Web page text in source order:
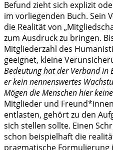
Befund zieht sich explizit
im vorliegenden Buch. Sein
die Realität von
zum Ausdruck zu bringen.
Mitgliederzahl des
geeignet, kleine
Bedeutung hat der Verband
er kein nennenswertes
Mögen die Menschen hier
Mitglieder und
entlasten, gehört zu den
sich stellen sollte. Einen
schon beispielhaft die
pragmatische Formulierung